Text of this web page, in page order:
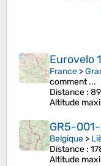
Eurovelo
France >
comment ...
Distance :
Altitude
GR5-
Belgique >
Distance :
Altitude